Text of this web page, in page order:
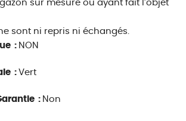
sur mesure ou ayant fait l’objet
sont ni repris ni échangés.
: NON
: Vert
: Non